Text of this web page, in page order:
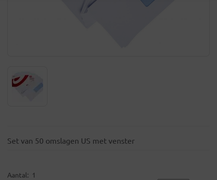
Set van 50 omslagen US met venster
Aantal 1